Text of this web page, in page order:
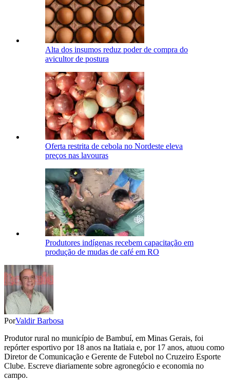
Alta dos insumos reduz poder de compra do
avicultor de postura
Oferta restrita de cebola no Nordeste eleva
preços nas lavouras
Produtores indígenas recebem capacitação em
produção de mudas de café em RO
PorValdir Barbosa
Produtor rural no município de Bambuí, em Minas Gerais, foi
repórter esportivo por 18 anos na Itatiaia e, por 17 anos, atuou como
Diretor de Comunicação e Gerente de Futebol no Cruzeiro Esporte
Clube. Escreve diariamente sobre agronegócio e economia no
campo.